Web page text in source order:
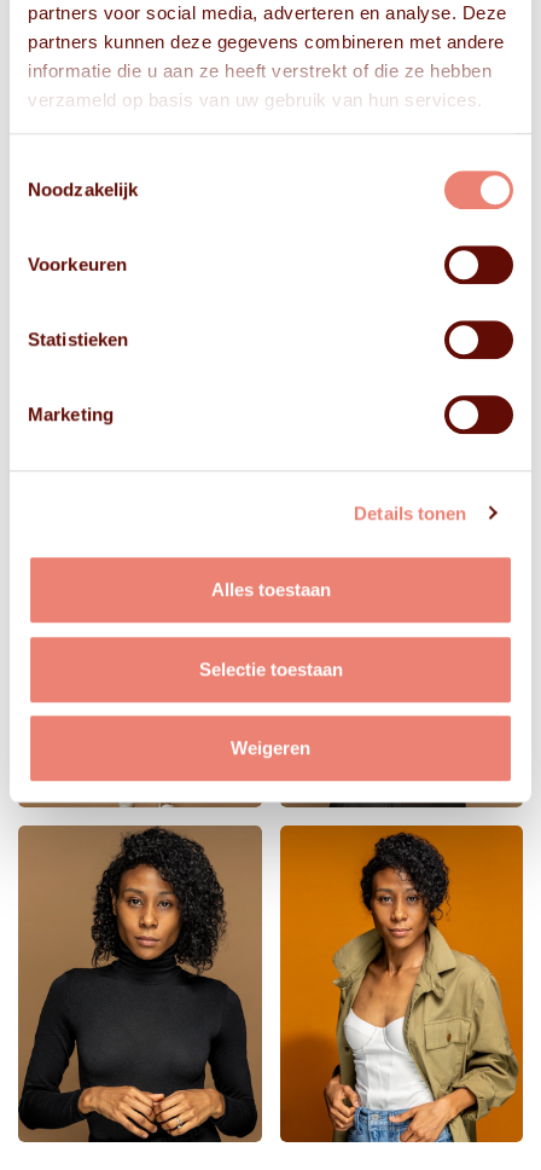
partners voor social media, adverteren en analyse. Deze
partners kunnen deze gegevens combineren met andere
informatie die u aan ze heeft verstrekt of die ze hebben
verzameld op basis van uw gebruik van hun services.
Noodzakelijk
Voorkeuren
Statistieken
Marketing
Details tonen
Alles toestaan
Selectie toestaan
Weigeren
Bekijk
FOTO'S